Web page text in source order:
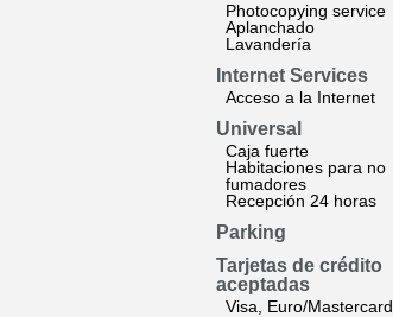
Photocopying service
Aplanchado
Lavandería
Internet Services
Acceso a la Internet
Universal
Caja fuerte
Habitaciones para no
fumadores
Recepción 24 horas
Parking
Tarjetas de crédito
aceptadas
Visa, Euro/Mastercard